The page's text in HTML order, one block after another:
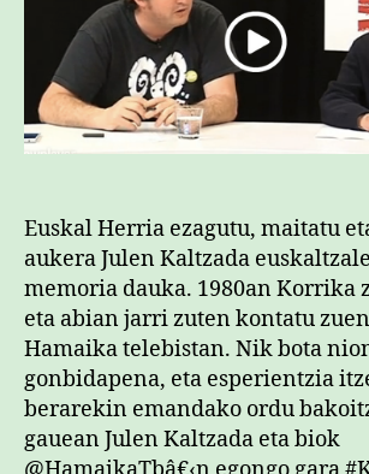
Euskal Herria ezagutu, maitatu
aukera Julen Kaltzada
memoria dauka. 1980an Korrika
eta abian jarri zuten kontatu
Hamaika telebistan. Nik bota
gonbidapena, eta esperientzia
berarekin emandako ordu
gauean Julen Kaltzada eta biok